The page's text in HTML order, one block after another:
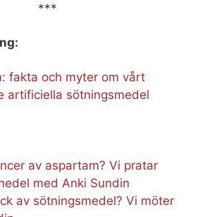
***
fakta och myter om vårt
artificiella sötningsmedel
av aspartam? Vi pratar
med Anki Sundin
av sötningsmedel? Vi möter